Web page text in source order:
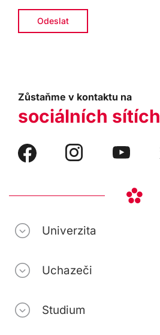
Zůstaňme v kontaktu na
sociálních sítích
Univerzita
Uchazeči
Studium